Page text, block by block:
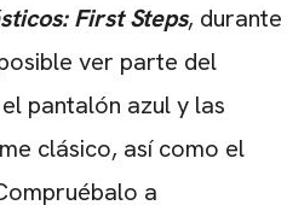
First Steps, durante
ver parte del
pantalón azul y las
clásico, así como el
a